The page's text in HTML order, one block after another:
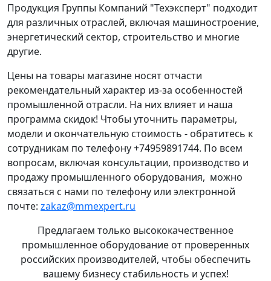
Продукция Группы Компаний "Техэксперт" подходит
для различных отраслей, включая машиностроение,
энергетический сектор, строительство и многие
другие.
Цены на товары магазине носят отчасти
рекомендательный характер из-за особенностей
промышленной отрасли. На них влияет и наша
программа скидок! Чтобы уточнить параметры,
модели и окончательную стоимость - обратитесь к
сотрудникам по телефону +74959891744. По всем
вопросам, включая консультации, производство и
продажу промышленного оборудования, можно
связаться с нами по телефону или электронной
почте: zakaz@mmexpert.ru
Предлагаем только высококачественное
промышленное оборудование от проверенных
российских производителей, чтобы обеспечить
вашему бизнесу стабильность и успех!